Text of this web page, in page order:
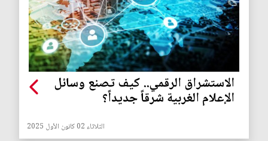
الاستشراق الرقمي.. كيف تصنع وسائل
الإعلام الغربية شرقاً جديداً؟
الثلاثاء 02 كانون الأول 2025